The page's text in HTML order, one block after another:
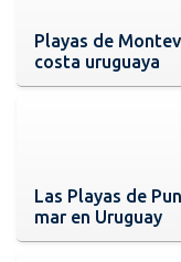
Playas de
costa uruguaya
Las Playas de
mar en Uruguay